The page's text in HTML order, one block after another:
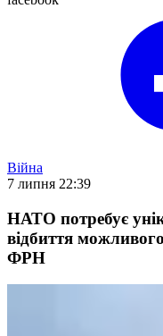
Війна
7 липня 22:39
НАТО потребує
відбиття
ФРН